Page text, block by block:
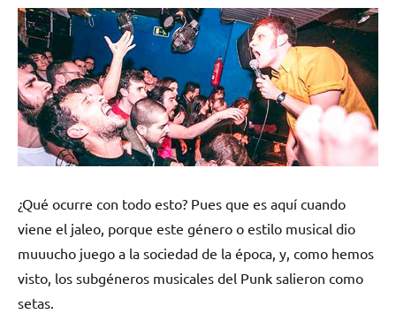
¿Qué ocurre con todo esto? Pues que es aquí cuando
viene el jaleo, porque este género o estilo musical dio
muuucho juego a la sociedad de la época, y, como hemos
visto, los subgéneros musicales del Punk salieron como
setas.